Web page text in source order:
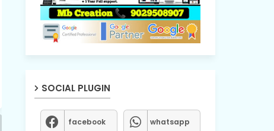
SOCIAL PLUGIN
facebook whatsapp